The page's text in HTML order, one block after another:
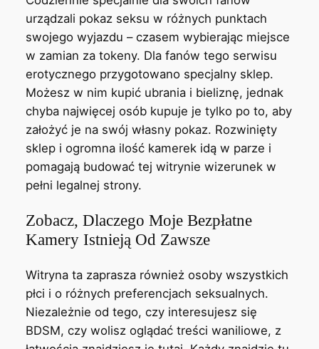
urządzali pokaz seksu w różnych punktach
swojego wyjazdu – czasem wybierając miejsce
w zamian za tokeny. Dla fanów tego serwisu
erotycznego przygotowano specjalny sklep.
Możesz w nim kupić ubrania i bieliznę, jednak
chyba najwięcej osób kupuje je tylko po to, aby
założyć je na swój własny pokaz. Rozwinięty
sklep i ogromna ilość kamerek idą w parze i
pomagają budować tej witrynie wizerunek w
pełni legalnej strony.
Zobacz, Dlaczego Moje Bezpłatne
Kamery Istnieją Od Zawsze
Witryna ta zaprasza również osoby wszystkich
płci i o różnych preferencjach seksualnych.
Niezależnie od tego, czy interesujesz się
BDSM, czy wolisz oglądać treści waniliowe, z